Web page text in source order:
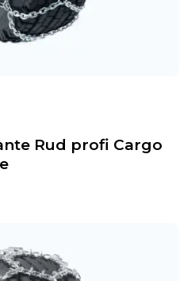
Rud profi Cargo